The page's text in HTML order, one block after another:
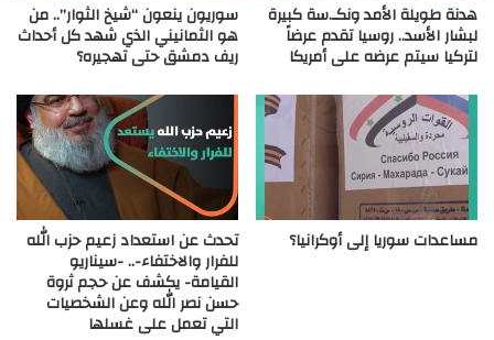
هدنة طويلة الأمد ونكـ.سة كبيرة
لبشار الأسد.. روسيا تقدم عرضاً
لتركيا سيتم عرضه على أمريكا
سوريون ينعون “شيخ الثوار”.. من
هو الثمانيني الذي شهد كل أحداث
ريف دمشق حتى تهجيره؟
مساعدات سوريا إلى أوكرانيا؟ تحدث عن استعداد زعيم حزب الله
للفرار والاختفاء-.. -سيناريو
القيامة- يكشف عن حجم ثروة
حسن نصر الله وعن الشخصيات
التي تعمل على غسلها